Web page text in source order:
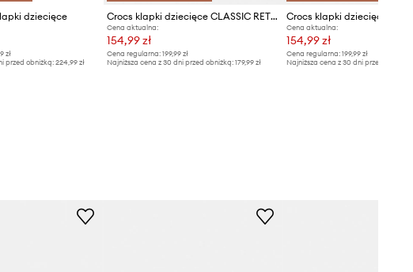
dziecięce
zł
przed obniżką: 224,99 zł
Crocs klapki dziecięce CLASSIC RETRO SUMMER CLOG K
Cena aktualna:
154,99 zł
Cena regularna:199,99 zł
Najniższa cena z 30 dni przed obniżką:179,99 zł
Cena aktualna:
154,99 zł
Cena regularna: 199,99 zł
Najniższa cena z 30 dni przed obniżką: